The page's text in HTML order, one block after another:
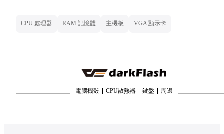
CPU 處理器 RAM 記憶體 主機板 VGA 顯示卡
電腦機殼 CPU散熱器 鍵盤 周邊